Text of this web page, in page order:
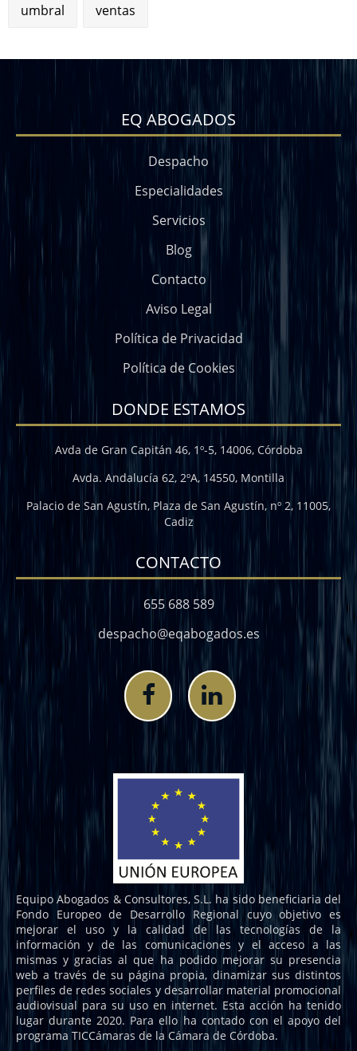
umbral ventas
EQ ABOGADOS
Despacho
Especialidades
Servicios
Blog
Contacto
Aviso Legal
Política de Privacidad
Política de Cookies
DONDE ESTAMOS
Avda de Gran Capitán 46, 1º-5, 14006, Córdoba
Avda. Andalucía 62, 2ºA, 14550, Montilla
Palacio de San Agustín, Plaza de San Agustín, nº 2, 11005,
Cadiz
CONTACTO
655 688 589
despacho@eqabogados.es
Equipo Abogados & Consultores, S.L. ha sido beneficiaria del
Fondo Europeo de Desarrollo Regional cuyo objetivo es
mejorar el uso y la calidad de las tecnologías de la
información y de las comunicaciones y el acceso a las
mismas y gracias al que ha podido mejorar su presencia
web a través de su página propia, dinamizar sus distintos
perfiles de redes sociales y desarrollar material promocional
audiovisual para su uso en internet. Esta acción ha tenido
lugar durante 2020. Para ello ha contado con el apoyo del
programa TICCámaras de la Cámara de Córdoba.